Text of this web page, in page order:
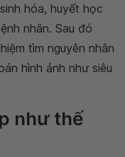
hóa, huyết học
nhân. Sau đó
tìm nguyên nhân
hình ảnh như siêu
như thế